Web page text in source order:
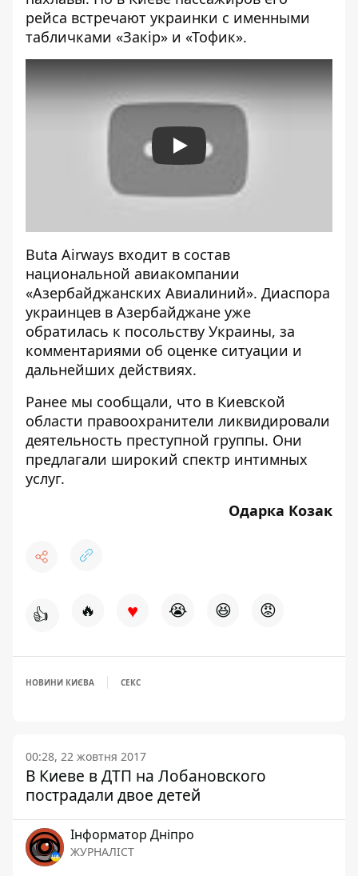
рейса встречают украинки с именными
табличками «Закір» и «Тофик».
Play
Buta Airways входит в состав
национальной авиакомпании
«Азербайджанских Авиалиний». Диаспора
украинцев в Азербайджане уже
обратилась к посольству Украины, за
комментариями об оценке ситуации и
дальнейших действиях.
Ранее мы сообщали, что в Киевской
области правоохранители ликвидировали
деятельность преступной группы. Они
предлагали широкий спектр интимных
услуг.
Одарка Козак
👍 🔥 ♥ 😭 😆 😡
НОВИНИ КИЄВА СЕКС
00:28, 22 жовтня 2017
В Киеве в ДТП на Лобановского
пострадали двое детей
Інформатор Дніпро
ЖУРНАЛІСТ